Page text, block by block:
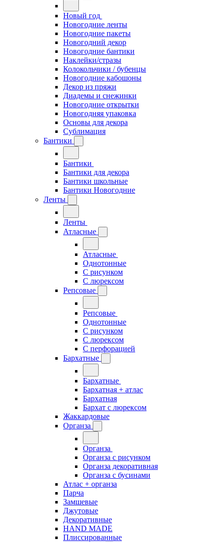
Новый год
Новогодние ленты
Новогодние пакеты
Новогодний декор
Новогодние бантики
Наклейки/стразы
Колокольчики / бубенцы
Новогодние кабошоны
Декор из пряжи
Диадемы и снежинки
Новогодние открытки
Новогодняя упаковка
Основы для декора
Сублимация
Бантики
Бантики
Бантики для декора
Бантики школьные
Бантики Новогодние
Ленты
Ленты
Атласные
Атласные
Однотонные
С рисунком
С люрексом
Репсовые
Репсовые
Однотонные
С рисунком
С люрексом
С перфорацией
Бархатные
Бархатные
Бархатная + атлас
Бархатная
Бархат с люрексом
Жаккардовые
Органза
Органза
Органза с рисунком
Органза декоративная
Органза с бусинами
Атлас + органза
Парча
Замшевые
Джутовые
Декоративные
HAND MADE
Плиссированные